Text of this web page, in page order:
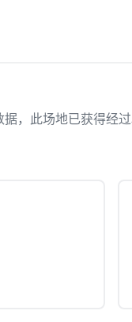
，此场地已获得经过